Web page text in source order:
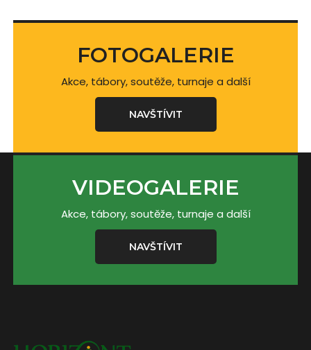
FOTOGALERIE
Akce, tábory, soutěže, turnaje a další
NAVŠTÍVIT
VIDEOGALERIE
Akce, tábory, soutěže, turnaje a další
NAVŠTÍVIT